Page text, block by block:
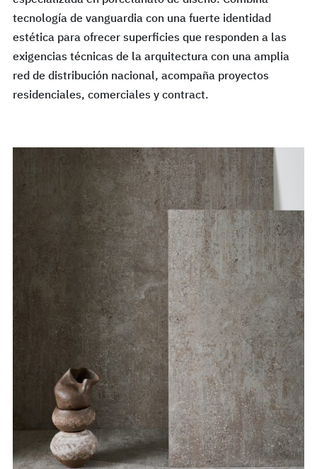
tecnología de vanguardia con una fuerte identidad
estética para ofrecer superficies que responden a las
exigencias técnicas de la arquitectura con una amplia
red de distribución nacional, acompaña proyectos
residenciales, comerciales y contract.